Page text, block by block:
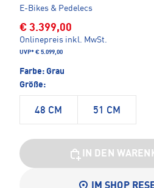
E-Bikes & Pedelecs
€ 3.399,00
Onlinepreis inkl. MwSt.
UVP* € 5.099,00
Farbe: Grau
Größe:
48 CM 51 CM
IN DEN
IM SHOP